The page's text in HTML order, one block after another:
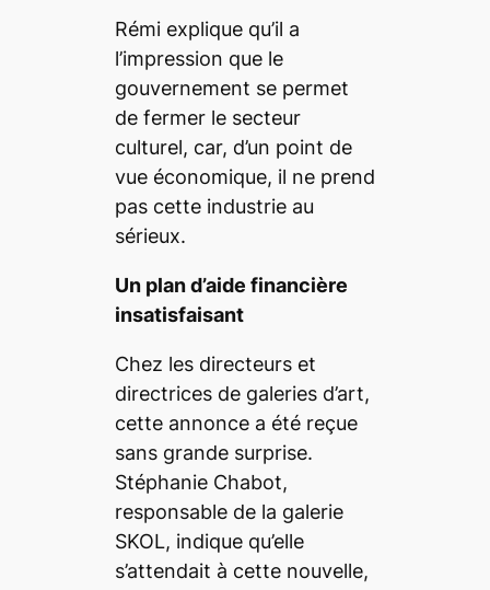
Rémi explique qu’il a
l’impression que le
gouvernement se permet
de fermer le secteur
culturel, car, d’un point de
vue économique, il ne prend
pas cette industrie au
sérieux.
Un plan d’aide financière
insatisfaisant
Chez les directeurs et
directrices de galeries d’art,
cette annonce a été reçue
sans grande surprise.
Stéphanie Chabot,
responsable de la galerie
SKOL, indique qu’elle
s’attendait à cette nouvelle,